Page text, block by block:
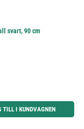
svart, 90 cm
för att öka eller minska kvantiteten.
TILL I KUNDVAGNEN